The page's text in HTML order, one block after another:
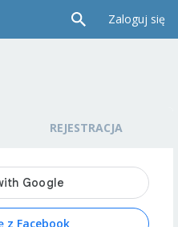
Zaloguj się
REJESTRACJA
z Facebook